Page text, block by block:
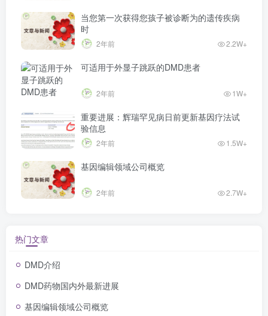
当您第一次获得您孩子被诊断为的遗传疾病
时
2年前 2.2W+
可适用于外显子跳跃的DMD患者
2年前 1W+
重要进展：辉瑞罕见病日前更新基因疗法试
验信息
2年前 1.5W+
基因编辑领域公司概览
2年前 2.7W+
热门文章
DMD介绍
DMD药物国内外最新进展
基因编辑领域公司概览